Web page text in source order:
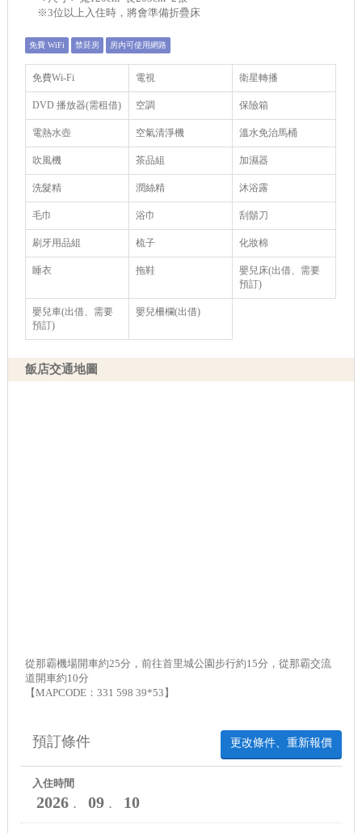
※3位以上入住時，將會準備折疊床
免費 WiFi 禁菸房 房內可使用網路
免費Wi-Fi 電視 衛星轉播
DVD 播放器(需租借) 空調 保險箱
電熱水壺 空氣清淨機 溫水免治馬桶
吹風機 茶品組 加濕器
洗髮精 潤絲精 沐浴露
毛巾 浴巾 刮鬍刀
刷牙用品組 梳子 化妝棉
睡衣 拖鞋
嬰兒床(出借、需要
預訂)
嬰兒車(出借、需要
預訂)
嬰兒柵欄(出借)
飯店交通地圖
從那霸機場開車約25分，前往首里城公園步行約15分，從那霸交流
道開車約10分
【MAPCODE：331 598 39*53】
更改條件、重新報價
預訂條件
入住時間
2026． 09． 10